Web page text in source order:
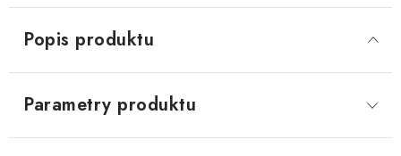
Popis produktu
Parametry produktu